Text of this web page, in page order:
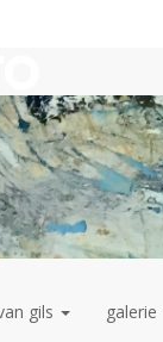
gils galerie